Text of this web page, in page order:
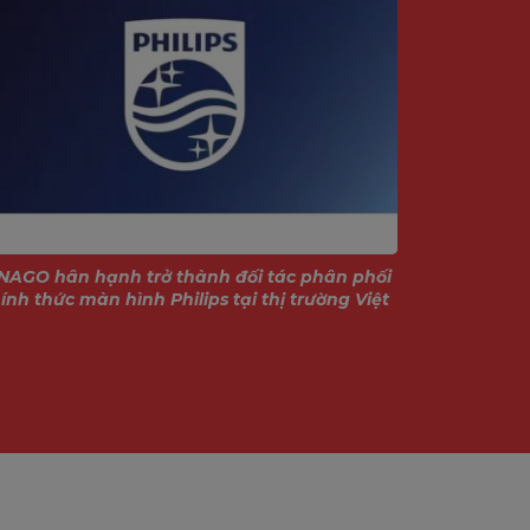
hân hạnh trở thành đối tác phân phối
thức màn hình Philips tại thị trường Việt